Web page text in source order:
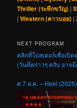
Thriller (ระทึกขวัญ) |
|Western (คาวบอย) |
NEXT PROGRAM
คลิกที่โปสเตอร์เพื่อเปิ
(วันที่คร่าวๆ ครับ อาจ
ศ 7 ส.ค. – Heel (2025)